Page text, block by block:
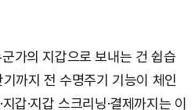
가의 지갑으로 보내는 건 쉽습
까지 전 수명주기 기능이 체인
갑·지갑 스크리닝·결제까지는 이